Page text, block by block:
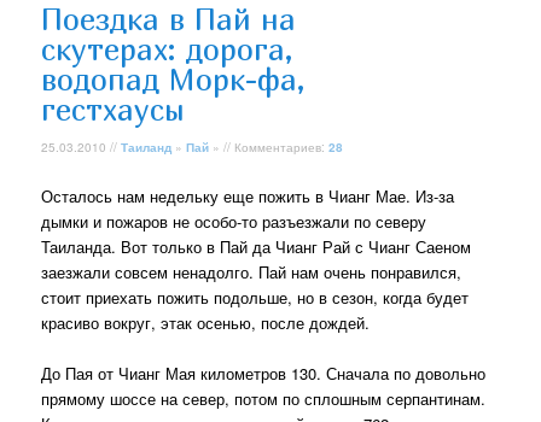
Поездка в Пай на
скутерах: дорога,
водопад Морк-фа,
гестхаусы
25.03.2010 //Таиланд »Пай » // Комментариев:28
Осталось нам недельку еще пожить в Чианг Мае. Из-за
дымки и пожаров не особо-то разъезжали по северу
Таиланда. Вот только в Пай да Чианг Рай с Чианг Саеном
заезжали совсем ненадолго. Пай нам очень понравился,
стоит приехать пожить подольше, но в сезон, когда будет
красиво вокруг, этак осенью, после дождей.
До Пая от Чианг Мая километров 130. Сначала по довольно
прямому шоссе на север, потом по сплошным серпантинам.